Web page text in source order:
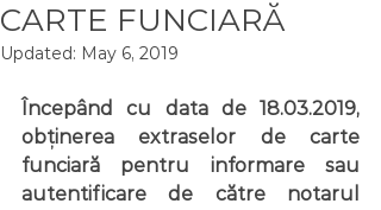
CARTE FUNCIARĂ
Updated: May 6, 2019
Începând cu data de 18.03.2019,
obținerea extraselor de carte
funciară pentru informare sau
autentificare de către notarul